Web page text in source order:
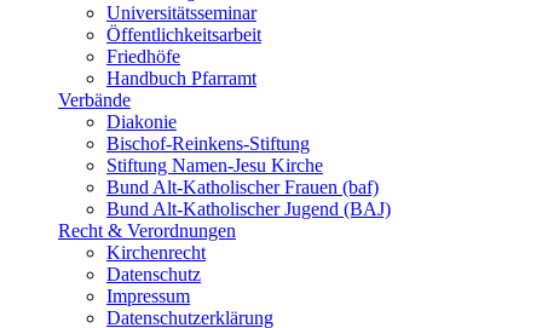
Universitätsseminar
Öffentlichkeitsarbeit
Friedhöfe
Handbuch Pfarramt
Verbände
Diakonie
Bischof-Reinkens-Stiftung
Stiftung Namen-Jesu Kirche
Bund Alt-Katholischer Frauen (baf)
Bund Alt-Katholischer Jugend (BAJ)
Recht & Verordnungen
Kirchenrecht
Datenschutz
Impressum
Datenschutzerklärung